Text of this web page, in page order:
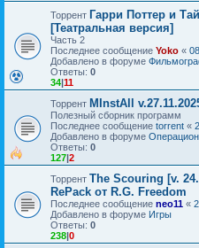
Торрент Гарри Поттер и
[Театральная версия]
Часть 2
Последнее сообщение Yoko «
Добавлено в форуме
Ответы: 0
34|11
Торрент MInstAll
Полезный сборник программ
Последнее сообщение torrent «
Добавлено в форуме
Ответы: 0
127|2
Торрент The Scouring [v.
RePack от R.G. Freedom
Последнее сообщение neo11 «
Добавлено в форуме Игры
Ответы: 0
238|0